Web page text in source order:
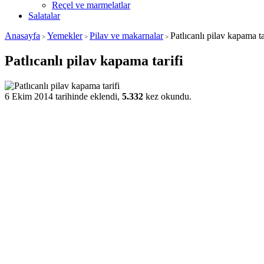
Reçel ve marmelatlar
Salatalar
Anasayfa > Yemekler> Pilav ve makarnalar> Patlıcanlı pilav kapama
Patlıcanlı pilav kapama tarifi
6 Ekim 2014 tarihinde eklendi, 5.332 kez okundu.